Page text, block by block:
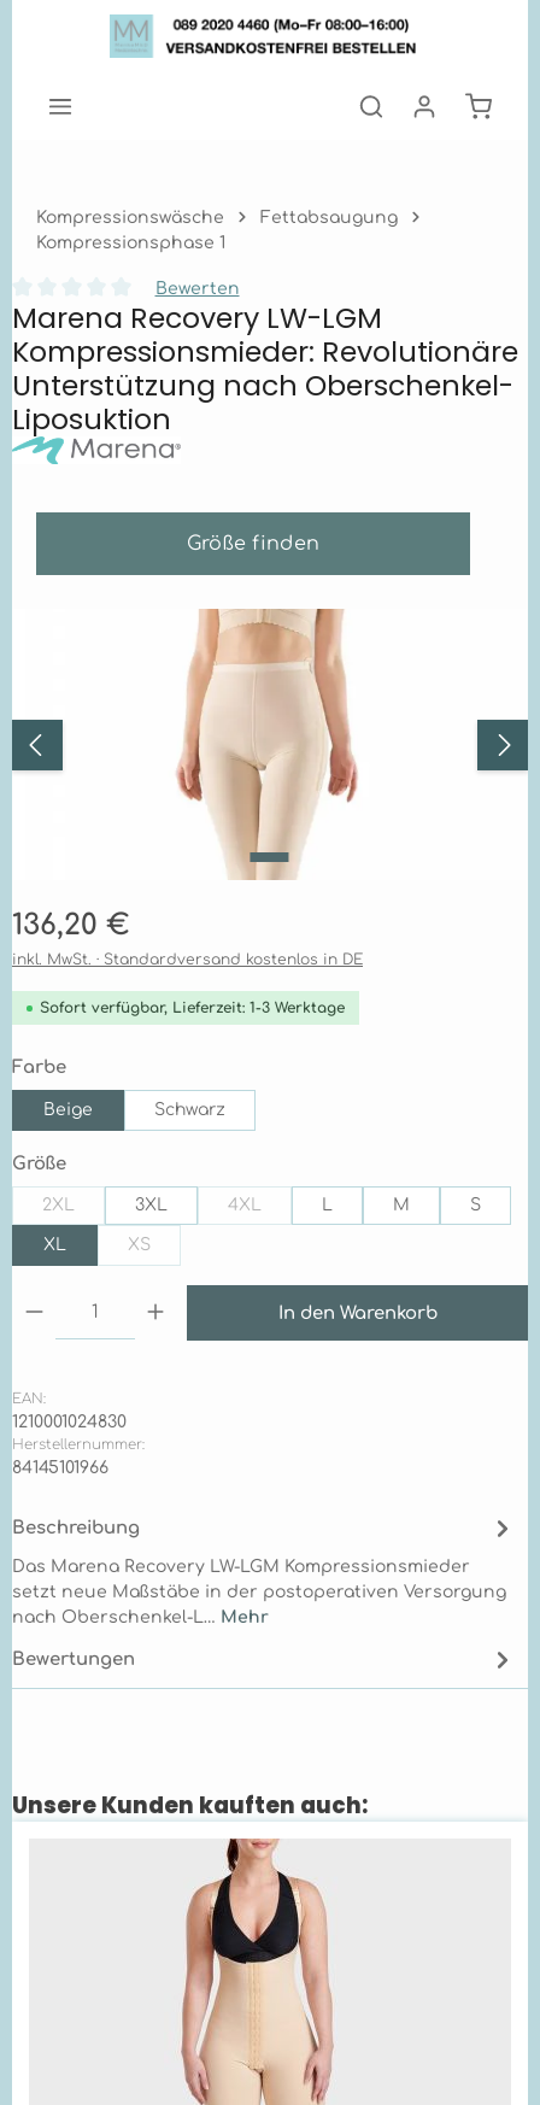
Zum Hauptinhalt springen
Kompressionswäsche
Fettabsaugung
Kompressionsphase 1
Durchschnittliche Bewertung von 0 von 5 Sternen
Bewerten
Marena Recovery LW-LGM
Kompressionsmieder: Revolutionäre
Unterstützung nach Oberschenkel-
Liposuktion
Größe finden
Bildergalerie überspringen
Regulärer Preis:
136,20 €
inkl. MwSt. · Standardversand kostenlos in DE
Sofort verfügbar, Lieferzeit: 1-3 Werktage
Farbeauswählen
Beige Schwarz
Größeauswählen
2XL 3XL 4XL L M S
XL XS
Produkt Anzahl: Gib den gewünschten Wert
In den Warenkorb
EAN:
1210001024830
Herstellernummer:
84145101966
Beschreibung
Das Marena Recovery LW-LGM Kompressionsmieder
setzt neue Maßstäbe in der postoperativen Versorgung
nach Oberschenkel-L… Mehr
Bewertungen
Produktgalerie überspringen
Unsere Kunden kauften auch: